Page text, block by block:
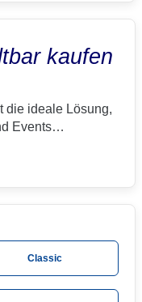
kaufen
die ideale Lösung,
Events
Textil Messewand
Drucker produziert.
Werbeaktion
Classic